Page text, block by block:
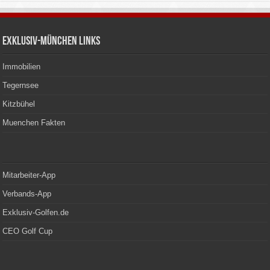
Exklusiv-München Links
Immobilien
Tegernsee
Kitzbühel
Muenchen Fakten
Mitarbeiter-App
Verbands-App
Exklusiv-Golfen.de
CEO Golf Cup